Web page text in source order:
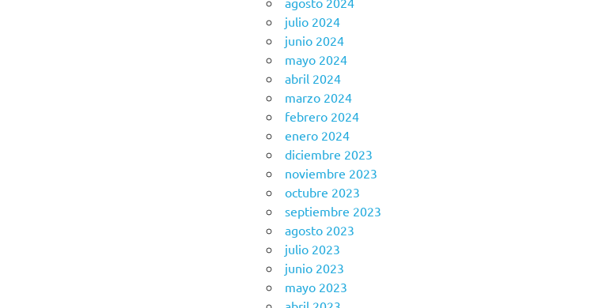
julio 2024
junio 2024
mayo 2024
abril 2024
marzo 2024
febrero 2024
enero 2024
diciembre 2023
noviembre 2023
octubre 2023
septiembre 2023
agosto 2023
julio 2023
junio 2023
mayo 2023